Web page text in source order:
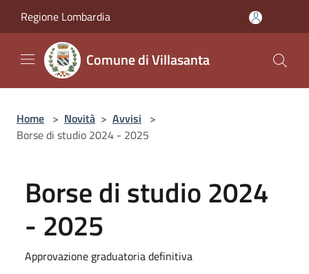
Regione Lombardia
Comune di Villasanta
Home > Novità > Avvisi >
Borse di studio 2024 - 2025
Borse di studio 2024
- 2025
Approvazione graduatoria definitiva